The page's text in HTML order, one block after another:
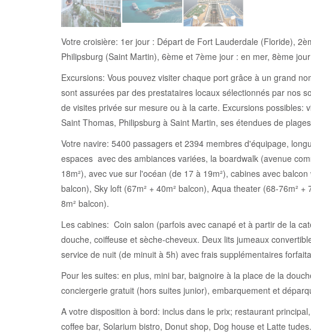
Votre croisière: 1er jour : Départ de Fort Lauderdale (Floride),
Philipsburg (Saint Martin), 6ème et 7ème jour : en mer, 8ème
Excursions: Vous pouvez visiter chaque port grâce à un grand
sont assurées par des prestataires locaux sélectionnés par nos
de visites privée sur mesure ou à la carte. Excursions
Saint Thomas, Philipsburg à Saint Martin, ses étendues de
Votre navire: 5400 passagers et 2394 membres d'équipage,
espaces avec des ambiances variées, la boardwalk (avenue
18m²), avec vue sur l'océan (de 17 à 19m²), cabines avec
balcon), Sky loft (67m² + 40m² balcon), Aqua theater (68-76m²
8m² balcon).
Les cabines: Coin salon (parfois avec canapé et à partir de la
douche, coiffeuse et sèche-cheveux. Deux lits jumeaux
service de nuit (de minuit à 5h) avec frais supplémentaires
Pour les suites: en plus, mini bar, baignoire à la place de la
conciergerie gratuit (hors suites junior), embarquement et
A votre disposition à bord: inclus dans le prix; restaurant
coffee bar, Solarium bistro, Donut shop, Dog house et Latte